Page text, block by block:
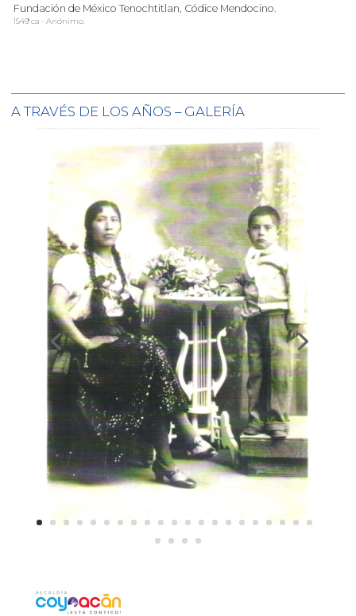
Fundación de México Tenochtitlan, Códice Mendocino.
1549 ca - Anónimo.
A TRAVÉS DE LOS AÑOS – GALERÍA